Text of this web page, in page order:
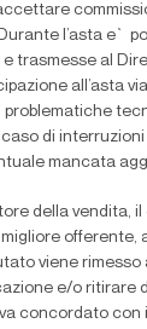
l’asta e`
trasmesse al
all’asta
di
mancata
della
viene
e/o ritirare
concordato